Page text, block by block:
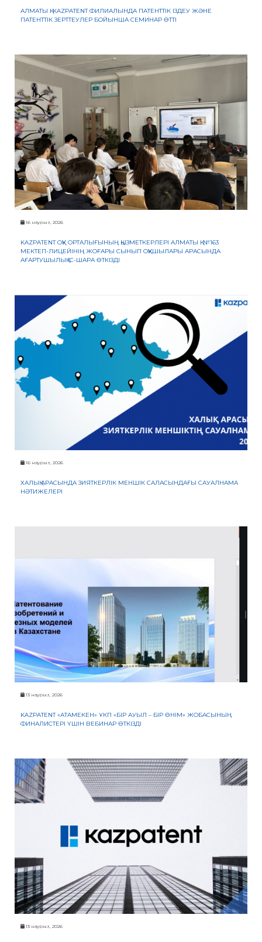
АЛМАТЫ Қ. KAZPATENT ФИЛИАЛЫНДА ПАТЕНТТІК ІЗДЕУ ЖӘНЕ
ПАТЕНТТІК ЗЕРТТЕУЛЕР БОЙЫНША СЕМИНАР ӨТТІ
16 наурыз, 2026
KAZPATENT ОҚУ ОРТАЛЫҒЫНЫҢ ҚЫЗМЕТКЕРЛЕРІ АЛМАТЫ Қ. №163
МЕКТЕП-ЛИЦЕЙІНІҢ ЖОҒАРЫ СЫНЫП ОҚУШЫЛАРЫ АРАСЫНДА
АҒАРТУШЫЛЫҚ ІС-ШАРА ӨТКІЗДІ
16 наурыз, 2026
ХАЛЫҚ АРАСЫНДА ЗИЯТКЕРЛІК МЕНШІК САЛАСЫНДАҒЫ САУАЛНАМА
НӘТИЖЕЛЕРІ
13 наурыз, 2026
KAZPATENT «АТАМЕКЕН» ҰКП «БІР АУЫЛ – БІР ӨНІМ» ЖОБАСЫНЫҢ
ФИНАЛИСТЕРІ ҮШІН ВЕБИНАР ӨТКІЗДІ
13 наурыз, 2026